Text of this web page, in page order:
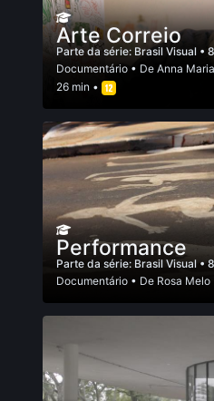
Arte Correio
Parte da série: Brasil Visual •
Documentário • De Anna
26 min •
Performance
Parte da série: Brasil Visual •
Documentário • De Rosa Melo